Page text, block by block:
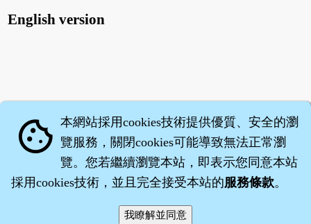
English version
‧沈藥子©2008～2026
cookie 本網站採用cookies技術提供優質、安全的瀏
覽服務，關閉cookies可能導致無法正常瀏
覽。您若繼續瀏覽本站，即表示您同意本站
採用cookies技術，並且完全接受本站的服務條款。